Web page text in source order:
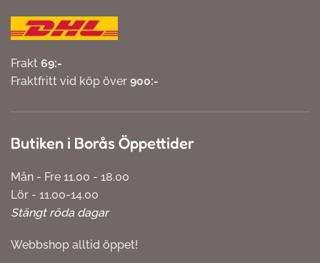
Frakt 69:-
Fraktfritt vid köp över 900:-
Butiken i Borås Öppettider
Mån - Fre 11.00 - 18.00
Lör - 11.00-14.00
Stängt röda dagar
Webbshop alltid öppet!